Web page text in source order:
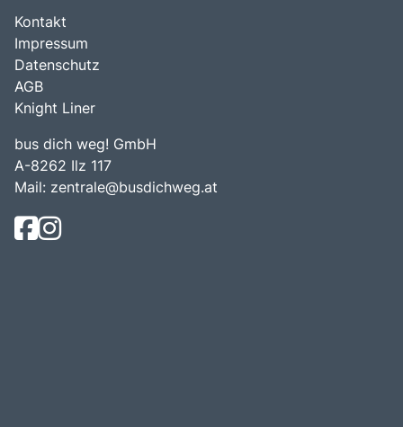
Kontakt
Impressum
Datenschutz
AGB
Knight Liner
bus dich weg! GmbH
A-8262 Ilz 117
Mail: zentrale@busdichweg.at